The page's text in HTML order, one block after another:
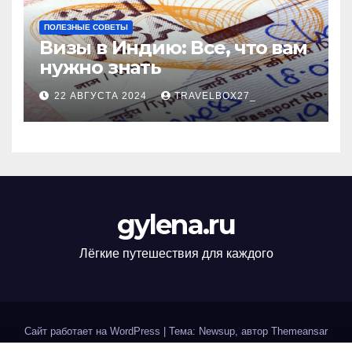
ПОЛЕЗНЫЕ СОВЕТЫ
Визы в Индию: Все, что вам
нужно знать
22 АВГУСТА 2024 TRAVELBOX27_
gylena.ru
Лёгкие путешествия для каждого
Сайт работает на WordPress Тема: Newsup, автор Themeansar